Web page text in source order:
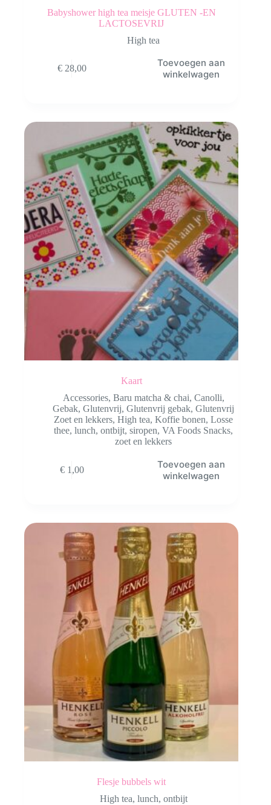
Babyshower high tea meisje GLUTEN -EN
LACTOSEVRIJ
High tea
€28,00
Toevoegen aan
winkelwagen
Kaart
Accessories, Baru matcha & chai, Canolli,
Gebak,Glutenvrij,Glutenvrij gebak,Glutenvrij
Zoet en lekkers,High tea,Koffie bonen,Losse
thee,lunch,ontbijt,siropen,VA Foods Snacks,
zoet en lekkers
€1,00
Toevoegen aan
winkelwagen
Flesje bubbels wit
High tea, lunch, ontbijt